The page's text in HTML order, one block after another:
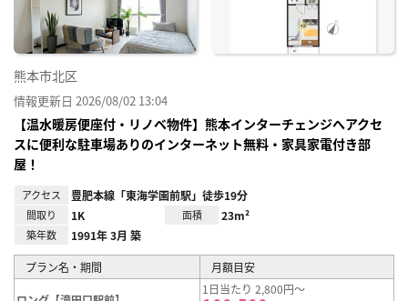
熊本市北区
情報更新日 2026/08/02 13:04
【温水暖房便座付・リノベ物件】熊本インターチェンジへアクセ
スに便利な駐車場ありのインターネット無料・家具家電付き部
屋！
アクセス 豊肥本線「東海学園前駅」徒歩19分
間取り 1K 面積 23m²
築年数 1991年 3月 築
プラン名・期間 月額目安
1日当たり 2,800円～